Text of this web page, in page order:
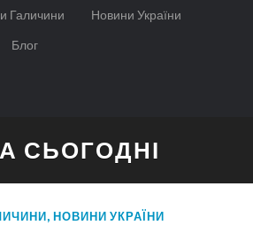
Галичини
Новини України
Блог
СЬОГОДНІ
,НОВИНИ УКРАЇНИ